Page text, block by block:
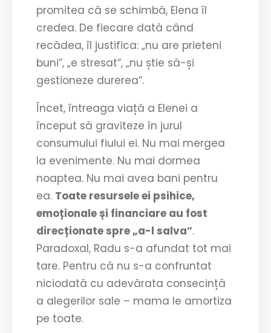
promitea că se schimbă, Elena îl
credea. De fiecare dată când
recădea, îl justifica: „nu are prieteni
buni”, „e stresat”, „nu știe să-și
gestioneze durerea”.
Încet, întreaga viață a Elenei a
început să graviteze în jurul
consumului fiului ei. Nu mai mergea
la evenimente. Nu mai dormea
noaptea. Nu mai avea bani pentru
ea. Toate resursele ei psihice,
emoționale și financiare au fost
direcționate spre „a-l salva”.
Paradoxal, Radu s-a afundat tot mai
tare. Pentru că nu s-a confruntat
niciodată cu adevărata consecință
a alegerilor sale – mama le amortiza
pe toate.